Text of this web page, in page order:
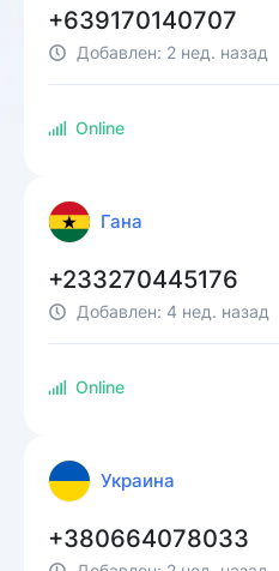
+639170140707
Добавлен: 2 нед. назад
Online
Гана
+233270445176
Добавлен: 4 нед. назад
Online
Украина
+380664078033